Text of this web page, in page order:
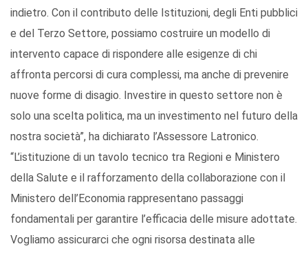
indietro. Con il contributo delle Istituzioni, degli Enti pubblici
e del Terzo Settore, possiamo costruire un modello di
intervento capace di rispondere alle esigenze di chi
affronta percorsi di cura complessi, ma anche di prevenire
nuove forme di disagio. Investire in questo settore non è
solo una scelta politica, ma un investimento nel futuro della
nostra società”, ha dichiarato l’Assessore Latronico.
“L’istituzione di un tavolo tecnico tra Regioni e Ministero
della Salute e il rafforzamento della collaborazione con il
Ministero dell’Economia rappresentano passaggi
fondamentali per garantire l’efficacia delle misure adottate.
Vogliamo assicurarci che ogni risorsa destinata alle